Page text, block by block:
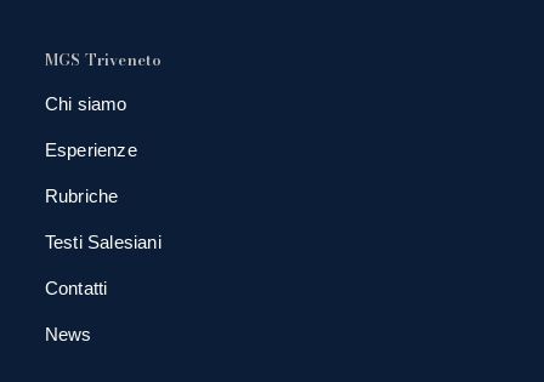
MGS Triveneto
Chi siamo
Esperienze
Rubriche
Testi Salesiani
Contatti
News